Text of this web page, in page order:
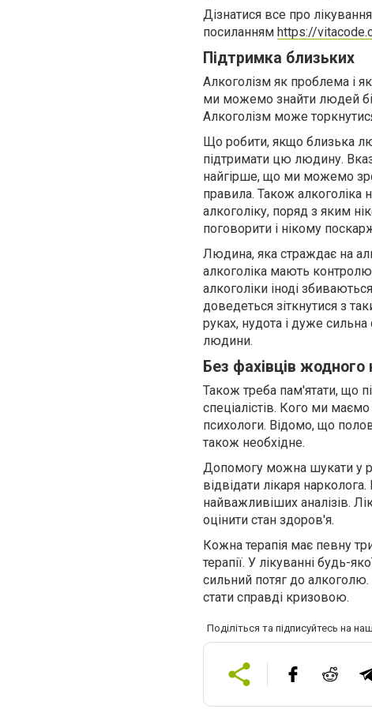
Дізнатися все про
посиланням https://
Підтримка близьких
Алкоголізм як проблема і
ми можемо знайти людей
Алкоголізм може
Що робити, якщо близька
підтримати цю людину.
найгірше, що ми можемо
правила. Також
алкоголіку, поряд з яким
поговорити і нікому
Людина, яка страждає на
алкоголіка мають
алкоголіки іноді
доведеться зіткнутися з
руках, нудота і дуже сильна
людини.
Без фахівців жодного
Також треба пам'ятати, що
спеціалістів. Кого ми
психологи. Відомо, що
також необхідне.
Допомогу можна шукати у
відвідати лікаря
найважливіших аналізів.
оцінити стан здоров'я.
Кожна терапія має певну
терапії. У лікуванні будь-
сильний потяг до
стати справді кризовою.
Поділіться та підписуйтесь на